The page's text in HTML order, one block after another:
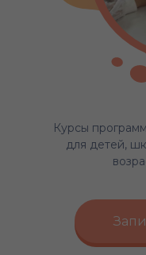
Курсы
для детей,